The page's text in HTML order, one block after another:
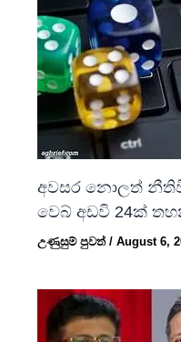
අවසර නොලත්
වෙබ් අඩවි 24ක්
උණුසුම් පුවත්/August 6,